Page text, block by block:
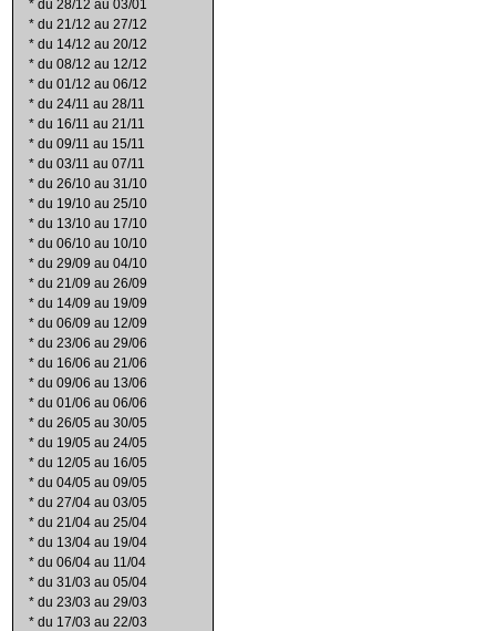
* du 28/12 au 03/01
* du 21/12 au 27/12
* du 14/12 au 20/12
* du 08/12 au 12/12
* du 01/12 au 06/12
* du 24/11 au 28/11
* du 16/11 au 21/11
* du 09/11 au 15/11
* du 03/11 au 07/11
* du 26/10 au 31/10
* du 19/10 au 25/10
* du 13/10 au 17/10
* du 06/10 au 10/10
* du 29/09 au 04/10
* du 21/09 au 26/09
* du 14/09 au 19/09
* du 06/09 au 12/09
* du 23/06 au 29/06
* du 16/06 au 21/06
* du 09/06 au 13/06
* du 01/06 au 06/06
* du 26/05 au 30/05
* du 19/05 au 24/05
* du 12/05 au 16/05
* du 04/05 au 09/05
* du 27/04 au 03/05
* du 21/04 au 25/04
* du 13/04 au 19/04
* du 06/04 au 11/04
* du 31/03 au 05/04
* du 23/03 au 29/03
* du 17/03 au 22/03